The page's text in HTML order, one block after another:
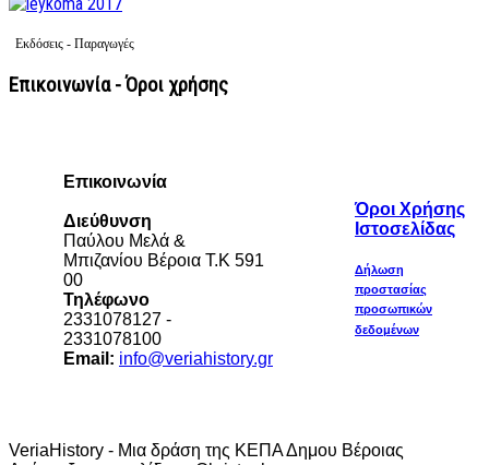
Εκδόσεις - Παραγωγές
Επικοινωνία - Όροι χρήσης
Επικοινωνία
Διεύθυνση
Παύλου Μελά &
Μπιζανίου Βέροια Τ.Κ 591
00
Τηλέφωνο
2331078127 -
2331078100
Email: info@veriahistory.gr
Όροι Χρήσης
Ιστοσελίδας
Δήλωση
προστασίας
προσωπικών
δεδομένων
VeriaHistory - Μια δράση της ΚΕΠΑ Δημου Βέροιας